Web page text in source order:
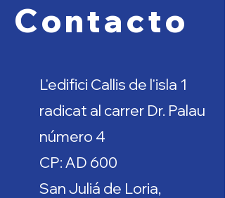
Contacto
L'edifici Callis de l'isla 1
radicat al carrer Dr. Palau
número 4
CP: AD 600
San Juliá de Loria,